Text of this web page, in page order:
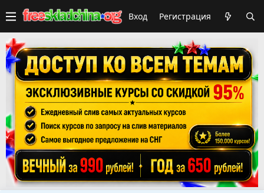
Вход Регистрация